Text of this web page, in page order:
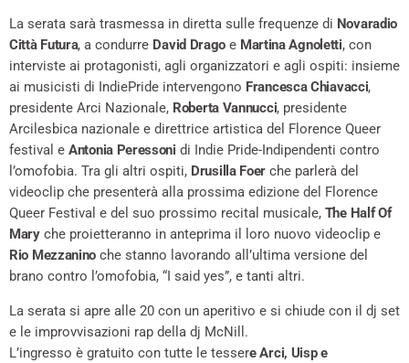
La serata sarà trasmessa in diretta sulle frequenze di Novaradio
Città Futura, a condurre David Drago e Martina Agnoletti, con
interviste ai protagonisti, agli organizzatori e agli ospiti: insieme
ai musicisti di IndiePride intervengono Francesca Chiavacci,
presidente Arci Nazionale, Roberta Vannucci, presidente
Arcilesbica nazionale e direttrice artistica del Florence Queer
festival e Antonia Peressoni di Indie Pride-Indipendenti contro
l’omofobia. Tra gli altri ospiti, Drusilla Foer che parlerà del
videoclip che presenterà alla prossima edizione del Florence
Queer Festival e del suo prossimo recital musicale, The Half Of
Maryche proietteranno in anteprima il loro nuovo videoclip e
Rio Mezzanino che stanno lavorando all’ultima versione del
brano contro l’omofobia, “I said yes”, e tanti altri.
La serata si apre alle 20 con un aperitivo e si chiude con il dj set
e le improvvisazioni rap della dj McNill.
L’ingresso è gratuito con tutte le tessere Arci, Uisp e